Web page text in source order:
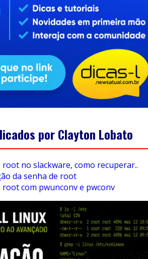
Contato
RSS
por Clayton Lobato
root no slackware, como recuperar..
da senha de root
root com pwunconv e pwconv